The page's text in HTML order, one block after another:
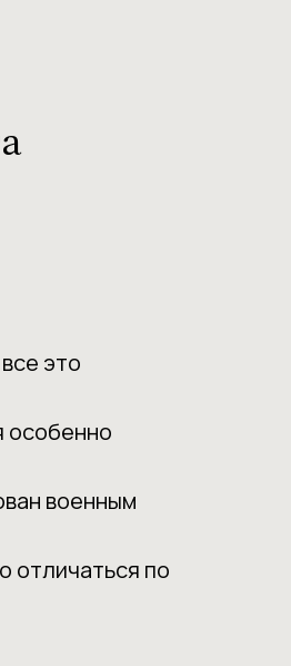
это
особенно
военным
отличаться по